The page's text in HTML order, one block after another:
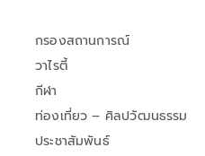
กรองสถานการณ์
วาไรตี้
กีฬา
ท่องเที่ยว – ศิลปวัฒนธรรม
ประชาสัมพันธ์